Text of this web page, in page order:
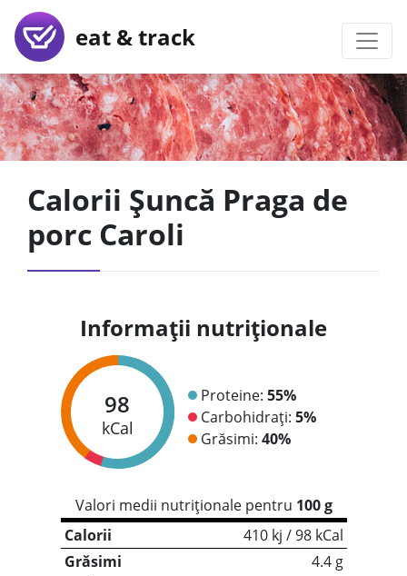
eat & track
Calorii Șuncă Praga de
porc Caroli
Informații nutriționale
98
kCal
Proteine: 55%
Carbohidrați: 5%
Grăsimi: 40%
Valori medii nutriționale pentru 100 g
Calorii
410 kj / 98 kCal
Grăsimi
4.4 g